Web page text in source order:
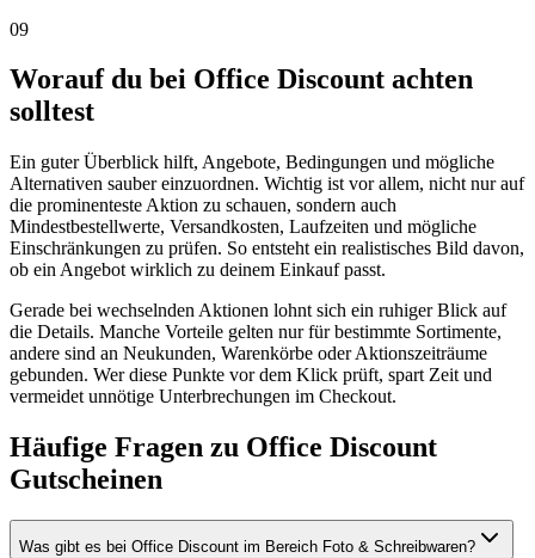
09
Worauf du bei Office Discount achten
solltest
Ein guter Überblick hilft, Angebote, Bedingungen und mögliche
Alternativen sauber einzuordnen. Wichtig ist vor allem, nicht nur auf
die prominenteste Aktion zu schauen, sondern auch
Mindestbestellwerte, Versandkosten, Laufzeiten und mögliche
Einschränkungen zu prüfen. So entsteht ein realistisches Bild davon,
ob ein Angebot wirklich zu deinem Einkauf passt.
Gerade bei wechselnden Aktionen lohnt sich ein ruhiger Blick auf
die Details. Manche Vorteile gelten nur für bestimmte Sortimente,
andere sind an Neukunden, Warenkörbe oder Aktionszeiträume
gebunden. Wer diese Punkte vor dem Klick prüft, spart Zeit und
vermeidet unnötige Unterbrechungen im Checkout.
Häufige Fragen zu Office Discount
Gutscheinen
Was gibt es bei Office Discount im Bereich Foto & Schreibwaren?